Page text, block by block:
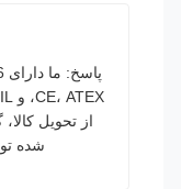
پاسخ:
از تحویل کالا،
شده توسط